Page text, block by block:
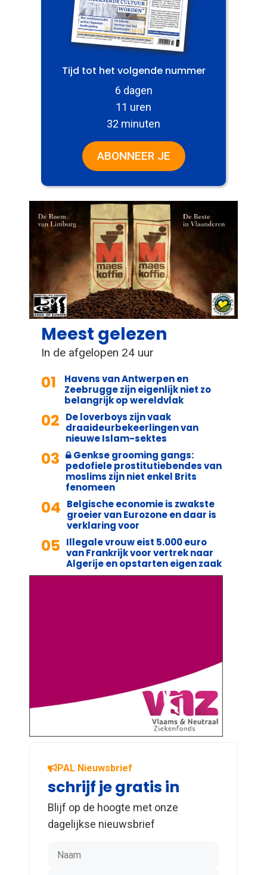
Tijd tot het volgende nummer
6 dagen
11 uren
32 minuten
ABONNEER JE
Meest gelezen
In de afgelopen 24 uur
01
Havens van Antwerpen en
Zeebrugge zijn eigenlijk niet zo
belangrijk op wereldvlak
02 De loverboys zijn vaak
draaideurbekeerlingen van
nieuwe Islam-sektes
03
Genkse grooming gangs:
pedofiele prostitutiebendes van
moslims zijn niet enkel Brits
fenomeen
04 Belgische economie is zwakste
groeier van Eurozone en daar is
verklaring voor
05 Illegale vrouw eist 5.000 euro
van Frankrijk voor vertrek naar
Algerije en opstarten eigen zaak
PAL Nieuwsbrief
schrijf je gratis in
Blijf op de hoogte met onze
dagelijkse nieuwsbrief